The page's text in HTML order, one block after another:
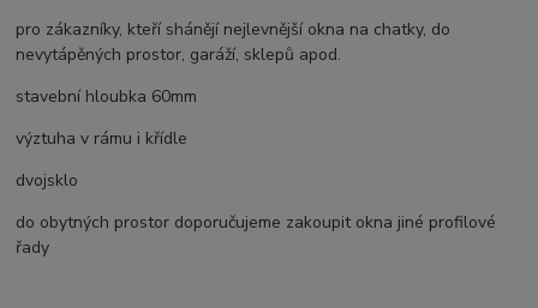
pro zákazníky, kteří shánějí nejlevnější okna na chatky, do
nevytápěných prostor, garáží, sklepů apod.
stavební hloubka 60mm
výztuha v rámu i křídle
dvojsklo
do obytných prostor doporučujeme zakoupit okna jiné profilové
řady